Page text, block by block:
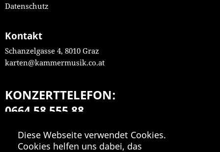
Diese Webseite verwendet Cookies.
Cookies helfen uns dabei, das
Datenschutz
Kontakt
Schanzelgasse 4, 8010 Graz
karten@kammermusik.co.at
KONZERTTELEFON:
0664 58 555 88
Mo-Fr 9:00-18:00